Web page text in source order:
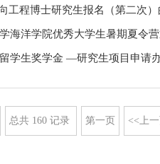
工程博士研究生报名（第二次）
海洋学院优秀大学生暑期夏令
学生奖学金 —研究生项目申请
总共 160 记录 第一页 <<上一